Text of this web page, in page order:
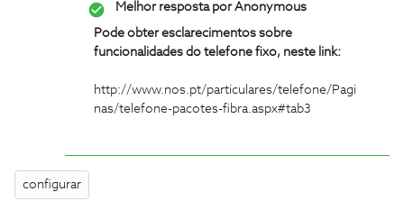
Melhor resposta porAnonymous
Pode obter esclarecimentos sobre
funcionalidades do telefone fixo, neste link:
http://www.nos.pt/particulares/telefone/Pagi
nas/telefone-pacotes-fibra.aspx#tab3
configurar